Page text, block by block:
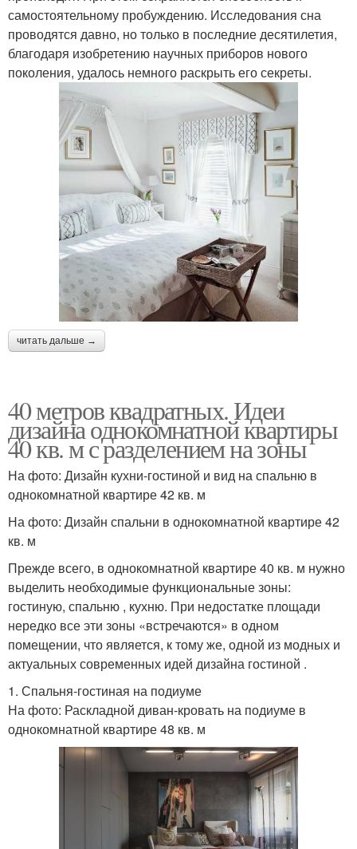
самостоятельному пробуждению. Исследования сна
проводятся давно, но только в последние десятилетия,
благодаря изобретению научных приборов нового
поколения, удалось немного раскрыть его секреты.
читать дальше →
40 метров квадратных. Идеи
дизайна однокомнатной квартиры
40 кв. м с разделением на зоны
На фото: Дизайн кухни-гостиной и вид на спальню в
однокомнатной квартире 42 кв. м
На фото: Дизайн спальни в однокомнатной квартире 42
кв. м
Прежде всего, в однокомнатной квартире 40 кв. м нужно
выделить необходимые функциональные зоны:
гостиную, спальню , кухню. При недостатке площади
нередко все эти зоны «встречаются» в одном
помещении, что является, к тому же, одной из модных и
актуальных современных идей дизайна гостиной .
1. Спальня-гостиная на подиуме
На фото: Раскладной диван-кровать на подиуме в
однокомнатной квартире 48 кв. м